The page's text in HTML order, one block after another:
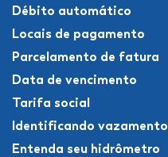
Débito automático
Locais de pagamento
Parcelamento de fatura
Data de vencimento
Tarifa social
Identificando
Entenda seu hidrômetro